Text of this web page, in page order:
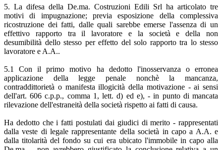
5. La difesa della De.ma. Costruzioni Edili Srl ha articolato tre
motivi di impugnazione; previa esposizione della complessiva
ricostruzione dei fatti, dalle quali sarebbe emerse l'assenza di un
effettivo rapporto tra il lavoratore e la società e della non
desumibilità dello stesso per effetto del solo rapporto tra lo stesso
lavoratore e A.A..
5.1 Con il primo motivo ha dedotto l'inosservanza o erronea
applicazione della legge penale nonchè la mancanza,
contraddittorietà o manifesta illogicità della motivazione - ai sensi
dell'art. 606 c.p.p., comma 1, lett. d) ed e), - in punto di mancata
rilevazione dell'estraneità della società rispetto ai fatti di causa.
Ha dedotto che i fatti postulati dai giudici di merito - rappresentati
dalla veste di legale rappresentante della società in capo a A.A. e
dalla titolarità del fondo su cui era ubicato l'immobile in capo alla